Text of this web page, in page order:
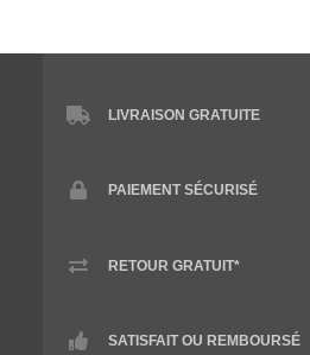
LIVRAISON GRATUITE
PAIEMENT SÉCURISÉ
RETOUR GRATUIT*
SATISFAIT OU REMBOURSÉ